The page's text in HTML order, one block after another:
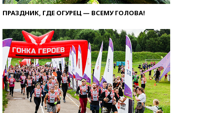
ПРАЗДНИК, ГДЕ ОГУРЕЦ — ВСЕМУ ГОЛОВА!